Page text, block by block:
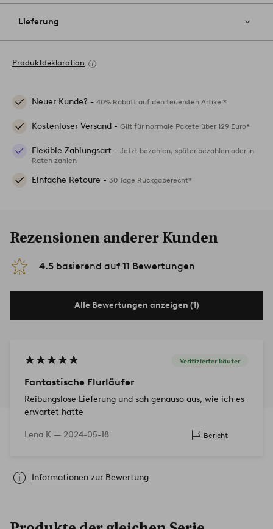
Lieferung
Produktdeklaration
Neuer Kunde? - 40% Rabatt auf den teuersten Artikel*
Kostenloser Versand - Gilt für normale Pakete über 129 Euro*
Flexible Zahlungsart - Jetzt bezahlen, später bezahlen oder in
Raten zahlen
Einfache Retoure - 30 Tage Rückgaberecht*
Rezensionen anderer Kunden
4.5 basierend auf 11 Bewertungen
Alle Bewertungen anzeigen (1)
Verifizierter käufer
Fantastische Flurläufer
Reibungslose Lieferung und sah genauso aus, wie ich es
erwartet hatte
Lena K — 2024-05-18 Bericht
Informationen zur Bewertung